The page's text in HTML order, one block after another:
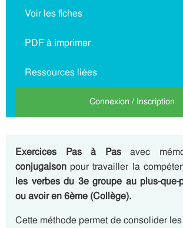
Voir les fiches
PDF à imprimer
Ressources liées
Connexion / Inscription
Exercices Pas à Pasavec
conjugaisonpour travailler la
les verbes du 3e groupe au plus-que-
ou avoir en 6ème (Collège).
Cette méthode permet de consolider